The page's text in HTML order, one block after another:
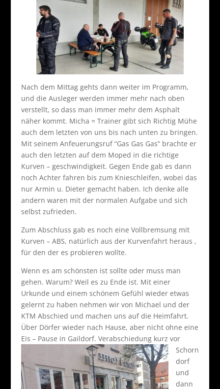
Nach dem Mittag gehts dann weiter im Programm,
und die Ausleger werden immer mehr nach oben
verstellt, so dass man immer mehr dem Asphalt
näher kommt. Micha = Trainer gibt sich Richtig Mühe
auch dem letzten von uns bis nach unten zu bringen.
Mit seinem Anfeuerungsruf “Gas Gas Gas” brachte er
auch den letzten auf dem Moped in die richtige
Kurven – geschwindigkeit. Gegen Ende gab es dann
noch Achter fahren bis zum Knieschleifen, wobei das
nur Armin u. Dieter gemacht haben. Ich denke alle
andern waren mit der normalen Aufgabe und sich
selbst zufrieden.
Zum Abschluss gab es noch eine Vollbremsung mit
Kurven – ABS, natürlich aus der Kurvenfahrt heraus ,
für den der es probieren wollte.
Wenn es am schönsten ist sollte oder muss man
gehen. Warum? Weil es zu Ende ist. Mit einer
Urkunde und einem schönem Gefühl wieder etwas
gelernt zu haben nehmen wir von Michael und der
KTM Abschied und machen uns auf die Heimfahrt.
Über Dörfer wieder nach Hause, aber nicht ohne eine
Eis – Pause in Gaildorf. Verabschiedung kurz vor
Schorn
dorf
und
dann